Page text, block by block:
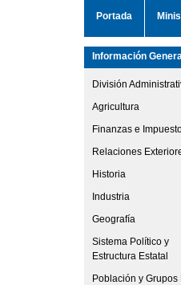
Portada
Información
División
Agricultura
Finanzas e
Relaciones
Historia
Industria
Geografía
Sistema Político y
Estructura Estatal
Población y Grupos